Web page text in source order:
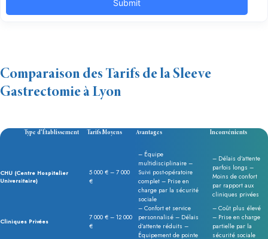
Comparaison des Tarifs de la Sleeve
Gastrectomie à Lyon
Type d’Établissement Tarifs Moyens Avantages Inconvénients
CHU (Centre Hospitalier
Universitaire)
5 000 € – 7 000
€
– Équipe
multidisciplinaire –
Suivi post-opératoire
complet – Prise en
charge par la sécurité
sociale
– Délais d’attente
parfois longs –
Moins de confort
par rapport aux
cliniques privées
Cliniques Privées
7 000 € – 12 000
€
– Confort et service
personnalisé – Délais
d’attente réduits –
Équipement de pointe
– Coût plus élevé
– Prise en charge
partielle par la
sécurité sociale